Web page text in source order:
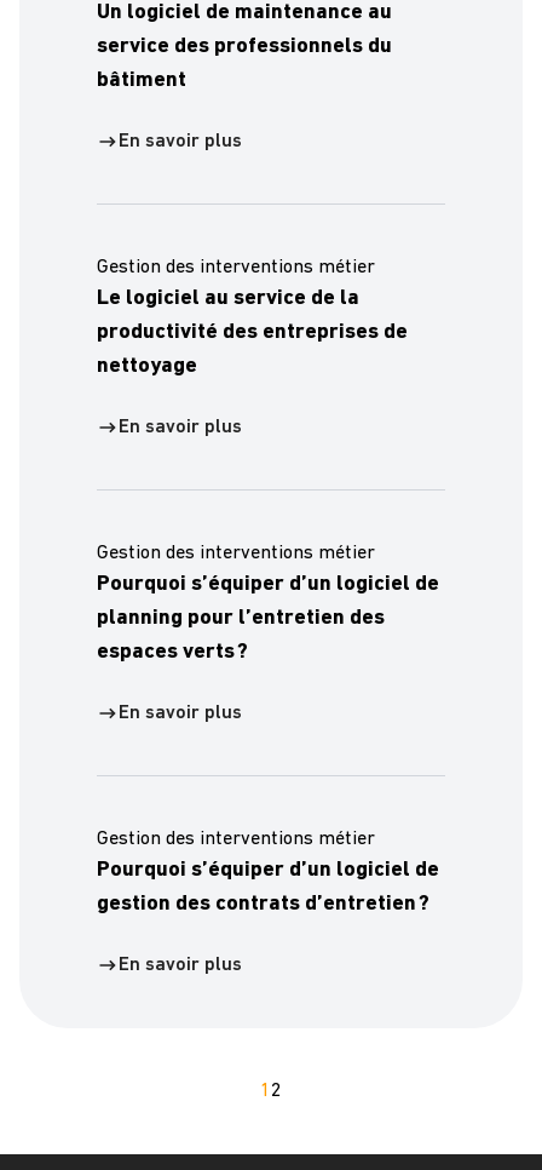
Un logiciel de maintenance au
service des professionnels du
bâtiment
En savoir plus
Gestion des interventions métier
Le logiciel au service de la
productivité des entreprises de
nettoyage
En savoir plus
Gestion des interventions métier
Pourquoi s’équiper d’un logiciel de
planning pour l’entretien des
espaces verts ?
En savoir plus
Gestion des interventions métier
Pourquoi s’équiper d’un logiciel de
gestion des contrats d’entretien ?
En savoir plus
1 2